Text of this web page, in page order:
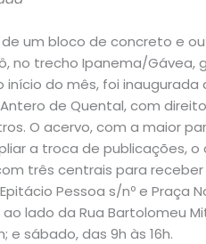
um bloco de concreto e
no trecho Ipanema/
início do mês, foi
de Quental, com
O acervo, com a maior
a troca de publicações,
três centrais para
Pessoa s/nº e Praça
lado da Rua Bartolomeu
e sábado, das 9h às 16h.